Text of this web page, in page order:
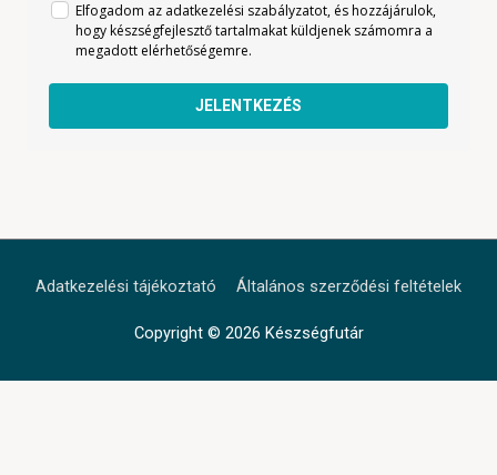
Elfogadom az adatkezelési szabályzatot, és hozzájárulok,
hogy készségfejlesztő tartalmakat küldjenek számomra a
megadott elérhetőségemre.
JELENTKEZÉS
Adatkezelési tájékoztató Általános szerződési feltételek
Copyright © 2026 Készségfutár